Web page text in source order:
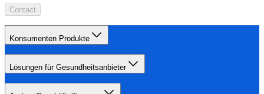
Contact
Konsumenten Produkte
Lösungen für Gesundheitsanbieter